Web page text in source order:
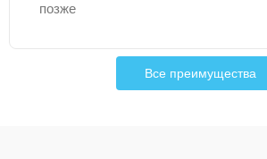
позже
Все преимущества